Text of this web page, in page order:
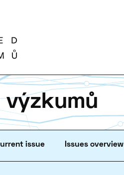
výzkumů
issue Issues overview